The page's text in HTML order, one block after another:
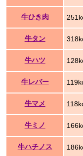
牛ひき肉
牛タン
牛ハツ
牛レバー
牛マメ
牛ミノ
牛ハチノス